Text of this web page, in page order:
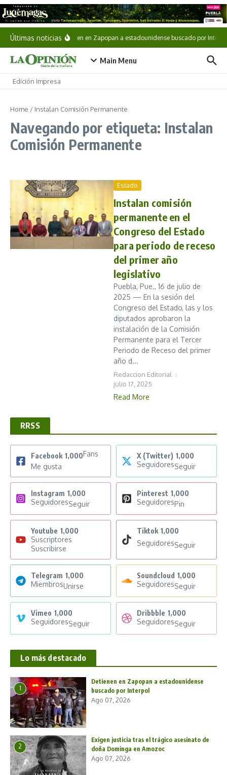
Saltar al contenido
Últimas noticiasDetienen en Zapopan a estadounidense buscado por Interpol
Main Menu
Edición Impresa
Home / Instalan Comisión Permanente
Navegando por etiqueta: Instalan
Comisión Permanente
Estado
Instalan comisión
permanente en el
Congreso del Estado
para periodo de receso
del primer año
legislativo
Puebla, Pue., 16 de julio de
2025 — En la sesión del
Congreso del Estado, las y los
diputados aprobaron la
instalación de la Comisión
Permanente para el Tercer
Periodo de Receso del primer
año d...
Redaccion Editorial
julio 17, 2025
Read More
RRSS
Facebook 1,000Fans
Me gusta
X (Twitter) 1,000
SeguidoresSeguir
Instagram 1,000
SeguidoresSeguir
Pinterest 1,000
SeguidoresPin
Youtube 1,000
Suscriptores
Suscribirse
Tiktok 1,000
SeguidoresSeguir
Telegram 1,000
MiembrosUnirse
Soundcloud 1,000
SeguidoresSeguir
Vimeo 1,000
SeguidoresSeguir
Dribbble 1,000
SeguidoresSeguir
Lo más destacado
1
Detienen en Zapopan a estadounidense
buscado por Interpol
Ago 07, 2026
2
Exigen justicia tras el trágico asesinato de
doña Dominga en Amozoc
Ago 07, 2026